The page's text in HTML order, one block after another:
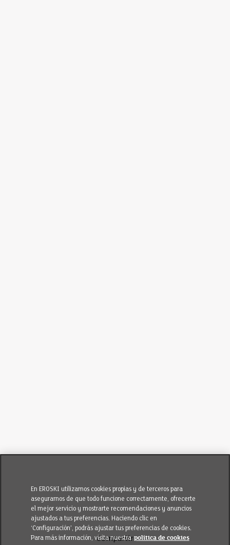
Compartir
En EROSKI utilizamos cookies propias y de terceros para
asegurarnos de que todo funcione correctamente, ofrecerte
el mejor servicio y mostrarte recomendaciones y anuncios
ajustados a tus preferencias. Haciendo clic en
‘Configuración’, podrás ajustar tus preferencias de cookies.
Para más información, visita nuestra política de cookies